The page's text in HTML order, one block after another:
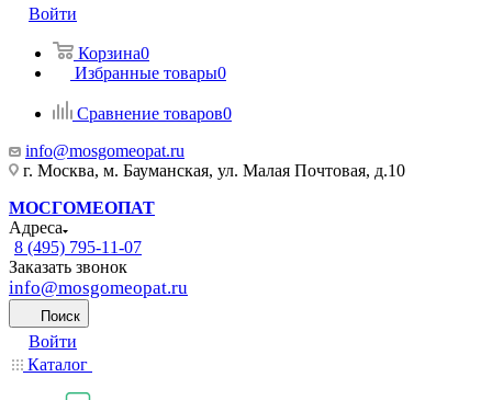
Войти
Корзина0
Избранные товары0
Сравнение товаров0
info@mosgomeopat.ru
г. Москва, м. Бауманская, ул. Малая Почтовая, д.10
МОСГОМЕОПАТ
Адреса
8 (495) 795-11-07
Заказать звонок
info@mosgomeopat.ru
Поиск
Войти
Каталог